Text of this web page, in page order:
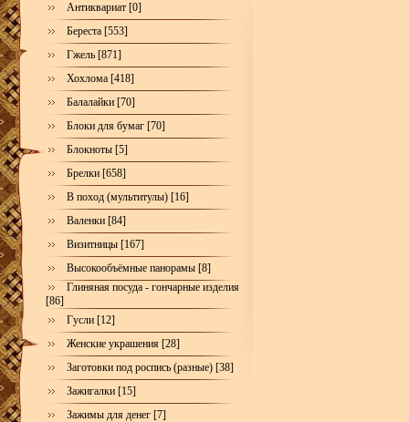
Антиквариат [0]
Береста [553]
Гжель [871]
Хохлома [418]
Балалайки [70]
Блоки для бумаг [70]
Блокноты [5]
Брелки [658]
В поход (мультитулы) [16]
Валенки [84]
Визитницы [167]
Высокообъёмные панорамы [8]
Глиняная посуда - гончарные изделия
[86]
Гусли [12]
Женские украшения [28]
Заготовки под роспись (разные) [38]
Зажигалки [15]
Зажимы для денег [7]